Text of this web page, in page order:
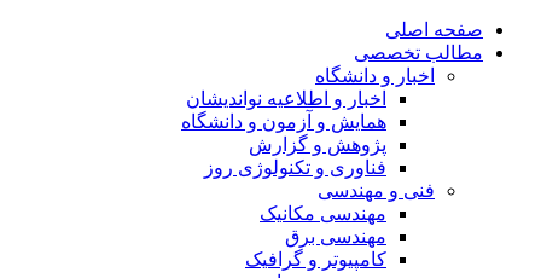
صفحه اصلی
مطالب تخصصی
اخبار و دانشگاه
اخبار و اطلاعیه نواندیشان
همایش و آزمون و دانشگاه
پژوهش و گزارش
فناوری و تکنولوژی روز
فنی و مهندسی
مهندسی مکانیک
مهندسی برق
کامپیوتر و گرافیک